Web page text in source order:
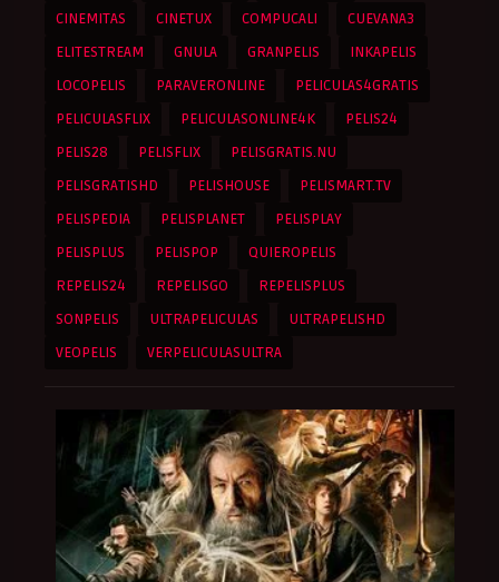
CINEMITAS
CINETUX COMPUCALI
CUEVANA3
ELITESTREAM
GNULA GRANPELIS
INKAPELIS
LOCOPELIS
PARAVERONLINE
PELICULAS4GRATIS
PELICULASFLIX
PELICULASONLINE4K
PELIS24
PELIS28
PELISFLIX
PELISGRATIS.NU
PELISGRATISHD
PELISHOUSE
PELISMART.TV
PELISPEDIA
PELISPLANET
PELISPLAY
PELISPLUS
PELISPOP
QUIEROPELIS
REPELIS24
REPELISGO
REPELISPLUS
SONPELIS
ULTRAPELICULAS
ULTRAPELISHD
VEOPELIS
VERPELICULASULTRA